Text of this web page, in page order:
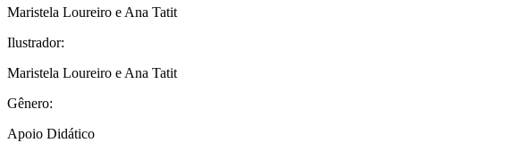
Maristela Loureiro e Ana Tatit
Ilustrador:
Maristela Loureiro e Ana Tatit
Gênero:
Apoio Didático